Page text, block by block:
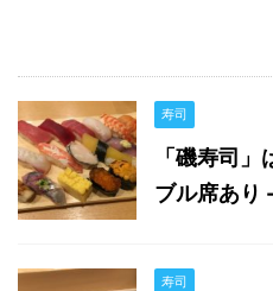
寿司
「磯寿司
ブル席あり
寿司